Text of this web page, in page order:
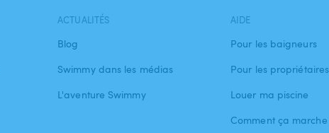
ACTUALITÉS
Blog
Swimmy dans les médias
L'aventure Swimmy
AIDE
Pour les baigneurs
Pour les propriétaires
Louer ma piscine
Comment ça marche